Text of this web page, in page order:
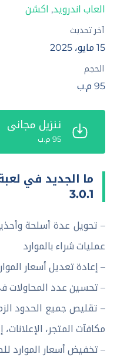
العاب اندرويد, اكشن
آخر تحديث
15 مايو، 2025
الحجم
95 م.ب
تنزيل مجاني
95 م.ب
3.0.1
– تحويل عدة أسلحة
عمليات شراء بالموارد
– إعادة تعديل أسعار
– تحسين عدد المحاولات
– تقليص جميع الحدود
مكافآت المتجر، الإعلانات،
– تخفيض أسعار الموارد